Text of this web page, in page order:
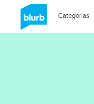
Categorias